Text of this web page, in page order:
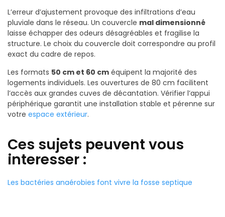
L’erreur d’ajustement provoque des infiltrations d’eau
pluviale dans le réseau. Un couvercle mal dimensionné
laisse échapper des odeurs désagréables et fragilise la
structure. Le choix du couvercle doit correspondre au profil
exact du cadre de repos.
Les formats 50 cm et 60 cm équipent la majorité des
logements individuels. Les ouvertures de 80 cm facilitent
l’accès aux grandes cuves de décantation. Vérifier l’appui
périphérique garantit une installation stable et pérenne sur
votre espace extérieur.
Ces sujets peuvent vous
interesser :
Les bactéries anaérobies font vivre la fosse septique